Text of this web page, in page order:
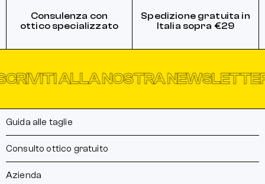
Consulenza con
ottico specializzato
Spedizione gratuita in
Italia sopra €29
ALLA NOSTRA NEWSLETTER
Guida alle taglie
Consulto ottico gratuito
Azienda